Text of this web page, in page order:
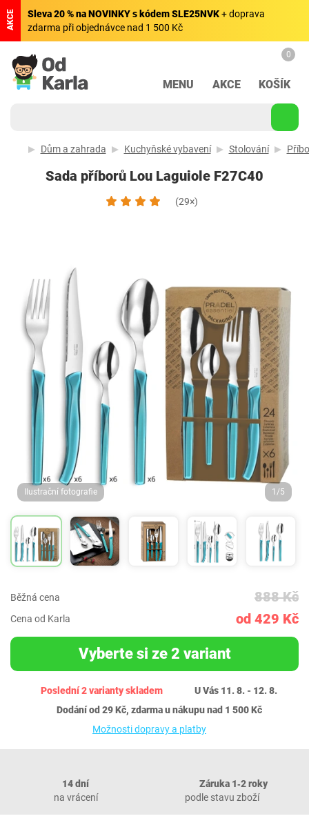
AKCE Sleva 20 % na NOVINKY s kódem SLE25NVK+ doprava
zdarma při objednávce nad 1 500 Kč
MENU AKCE
0
KOŠÍK
Dům a zahrada Kuchyňské vybavení Stolování
Sada příborů Lou Laguiole F27C40
(29×)
Ilustrační fotografie 1/5
Běžná cena 888 Kč
Cena od Karla od 429 Kč
Vyberte si ze 2 variant
Poslední 2 varianty skladem
U Vás 11. 8. - 12. 8.
Dodání od 29 Kč, zdarma u nákupu nad 1 500 Kč
Možnosti dopravy a platby
14 dní
na vrácení
Záruka 1‐2 roky
podle stavu zboží